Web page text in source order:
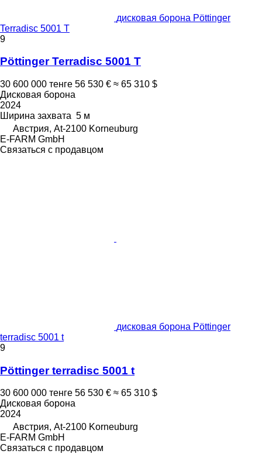
дисковая борона Pöttinger
Terradisc 5001 T
9
Pöttinger Terradisc 5001 T
30 600 000 тенге 56 530 € ≈ 65 310 $
Дисковая борона
2024
Ширина захвата 5 м
Австрия, At-2100 Korneuburg
E-FARM GmbH
Связаться с продавцом
дисковая борона Pöttinger
terradisc 5001 t
9
Pöttinger terradisc 5001 t
30 600 000 тенге 56 530 € ≈ 65 310 $
Дисковая борона
2024
Австрия, At-2100 Korneuburg
E-FARM GmbH
Связаться с продавцом